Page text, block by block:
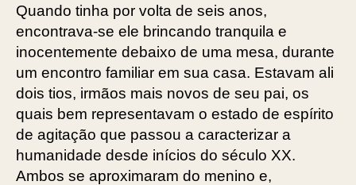
Quando tinha por volta de seis anos,
encontrava-se ele brincando tranquila e
inocentemente debaixo de uma mesa, durante
um encontro familiar em sua casa. Estavam ali
dois tios, irmãos mais novos de seu pai, os
quais bem representavam o estado de espírito
de agitação que passou a ­caracterizar a
humanidade desde inícios do século XX.
Ambos se aproximaram do menino e,